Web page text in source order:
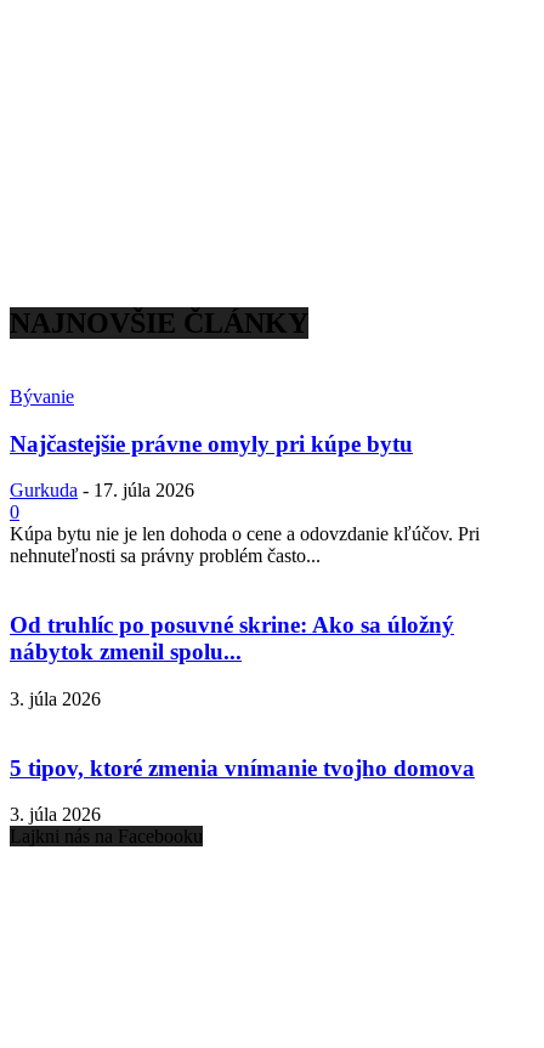
NAJNOVŠIE ČLÁNKY
Bývanie
Najčastejšie právne omyly pri kúpe bytu
Gurkuda - 17. júla 2026
0
Kúpa bytu nie je len dohoda o cene a odovzdanie kľúčov. Pri
nehnuteľnosti sa právny problém často...
Od truhlíc po posuvné skrine: Ako sa úložný
nábytok zmenil spolu...
3. júla 2026
5 tipov, ktoré zmenia vnímanie tvojho domova
3. júla 2026
Lajkni nás na Facebooku